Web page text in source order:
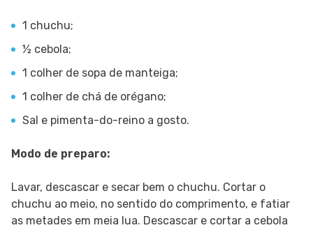
1 chuchu;
½ cebola;
1 colher de sopa de manteiga;
1 colher de chá de orégano;
Sal e pimenta-do-reino a gosto.
Modo de preparo:
Lavar, descascar e secar bem o chuchu. Cortar o
chuchu ao meio, no sentido do comprimento, e fatiar
as metades em meia lua. Descascar e cortar a cebola